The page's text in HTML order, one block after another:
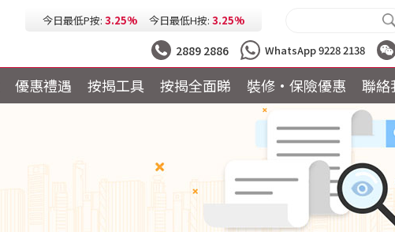
今日最低P按: 3.25% 今日最低H按: 3.25%
2889 2886 WhatsApp 9228 2138
優惠禮遇 按揭工具 按揭全面睇 裝修·保險優惠 聯絡